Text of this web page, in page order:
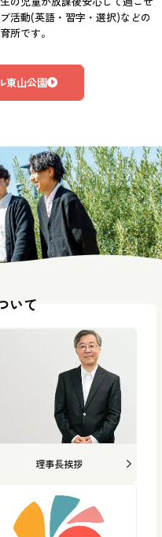
活動(英語・習字・選択)などの
所です。
東山公園
いて
理事長挨拶